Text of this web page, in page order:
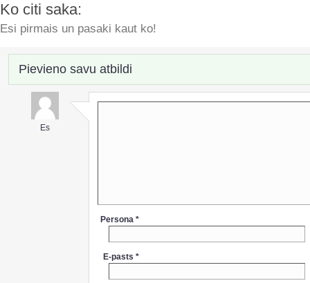
Ko citi saka:
Esi pirmais un pasaki kaut ko!
Pievieno savu atbildi
Es
Persona *
E-pasts *